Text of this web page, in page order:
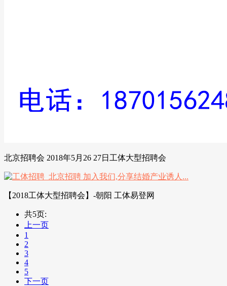
北京招聘会 2018年5月26 27日工体大型招聘会
【2018工体大型招聘会】-朝阳 工体易登网
共5页:
上一页
1
2
3
4
5
下一页